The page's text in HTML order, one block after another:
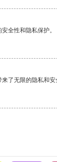
全性和隐私保护。
了无限的隐私和安